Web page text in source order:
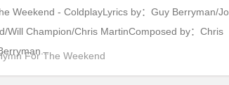
Weekend - ColdplayLyrics by：Guy Berryman/Jo
Will Champion/Chris MartinComposed by：Chris
For The Weekend